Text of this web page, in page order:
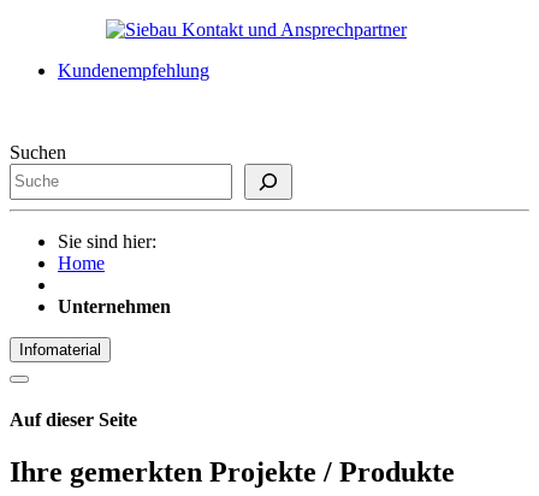
Kundenempfehlung
Suchen
Sie sind hier:
Home
Unternehmen
Infomaterial
Auf dieser Seite
Ihre gemerkten Projekte / Produkte